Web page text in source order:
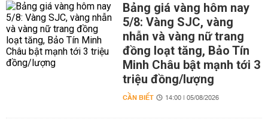
Bảng giá vàng hôm nay
5/8: Vàng SJC, vàng
nhẫn và vàng nữ trang
đồng loạt tăng, Bảo Tín
Minh Châu bật mạnh tới 3
triệu đồng/lượng
CẦN BIẾT 14:00 | 05/08/2026